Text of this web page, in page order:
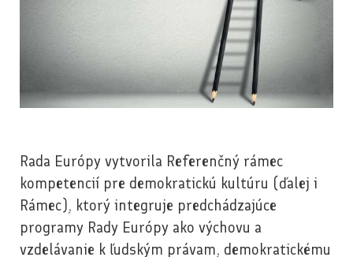
Rada Európy vytvorila Referenčný rámec
kompetencií pre demokratickú kultúru (ďalej i
Rámec), ktorý integruje predchádzajúce
programy Rady Európy ako výchovu a
vzdelávanie k ľudským právam, demokratickému